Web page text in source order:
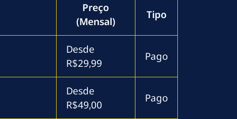
Preço
(Mensal)
Tipo
Desde
R$29,99
Pago
Desde
R$49,00
Pago